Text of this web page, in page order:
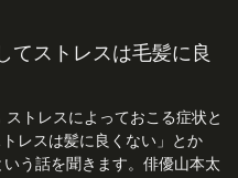
てストレスは毛髪に良
トレスによっておこる症状と
レスは髪に良くない」とか
う話を聞きます。俳優山本太